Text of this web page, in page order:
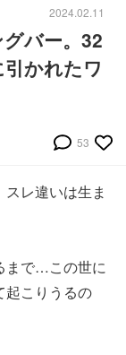
2024.02.11
バー。32
かれたワ
53
レ違いは生ま
まで…この世に
起こりうるの